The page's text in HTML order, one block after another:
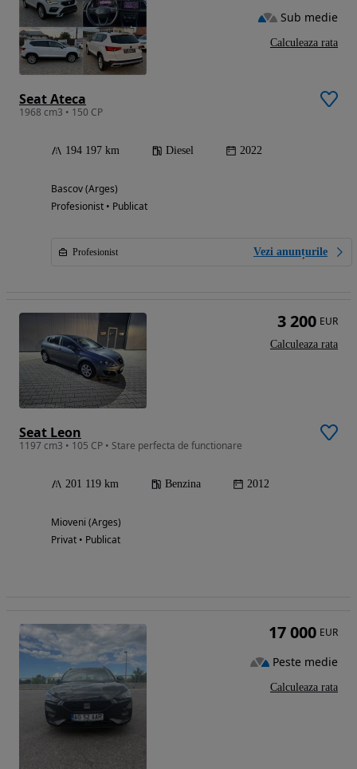
Seat Ateca
1968 cm3 • 150 CP
194 197 km Diesel 2022
Bascov (Arges)
Profesionist • Publicat
Profesionist Vezi anunțurile
Sub medie
Calculeaza rata
Seat Leon
1197 cm3 • 105 CP • Stare perfecta de functionare
201 119 km Benzina 2012
Mioveni (Arges)
Privat • Publicat
3 200 EUR
Calculeaza rata
17 000 EUR
Peste medie
Calculeaza rata